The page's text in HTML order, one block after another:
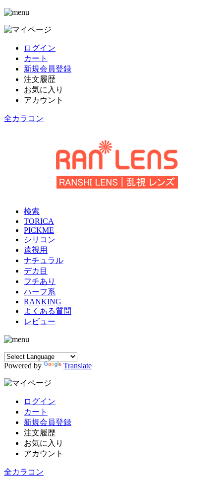
ログイン
カート
新規会員登録
注文履歴
お気に入り
アカウント
全カラコン
検索
TORICA
PICKME
シリコン
遠視用
ナチュラル
デカ目
フチあり
ハーフ系
RANKING
よくある質問
レビュー
Powered by Translate
ログイン
カート
新規会員登録
注文履歴
お気に入り
アカウント
全カラコン